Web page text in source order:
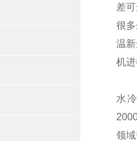
差
很
温
机
水
领